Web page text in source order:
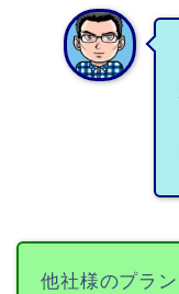
他社様のプラ